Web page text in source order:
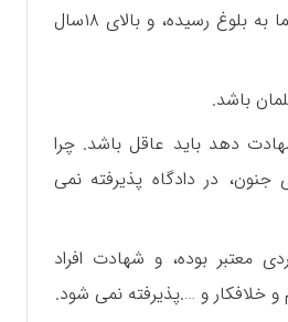
شاهد می بايست حتما به بلوغ رسیده، و بالای ۱۸سال
باشد.
دهد باید عاقل باشد. چرا
جنون، در دادگاه پذیرفته نمی
معتبر بوده، و شهادت افراد
خلافکار و ….پذیرفته نمی شود.